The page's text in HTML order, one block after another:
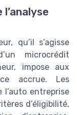
qu’il s’agisse
microcrédit
impose aux
accrue. Les
l’auto entreprise
d’éligibilité,